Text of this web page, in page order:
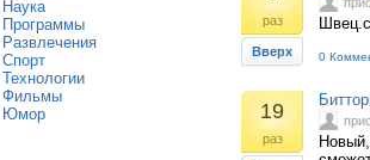
Наука
Программы
Развлечения
Спорт
Технологии
Фильмы
Юмор
раз
Вверх 0
19
раз